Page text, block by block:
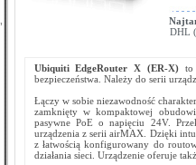
DHL
Ubiquiti EdgeRouter X (ER-X) to
bezpieczeństwa. Należy do serii
Łączy w sobie niezawodność
zamknięty w kompaktowej
pasywne PoE o napięciu 24V.
urządzenia z serii airMAX. Dzięki
z łatwością konfigurowany do
działania sieci. Urządzenie oferuje